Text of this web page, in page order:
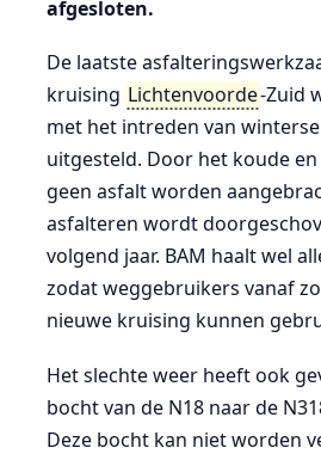
afgesloten.
De laatste
kruising Lichtenvoorde-Zuid
met het intreden van
uitgesteld. Door het koude
geen asfalt worden
asfalteren wordt
volgend jaar. BAM haalt wel
zodat weggebruikers vanaf
nieuwe kruising kunnen
Het slechte weer heeft ook
bocht van de N18 naar de
Deze bocht kan niet worden